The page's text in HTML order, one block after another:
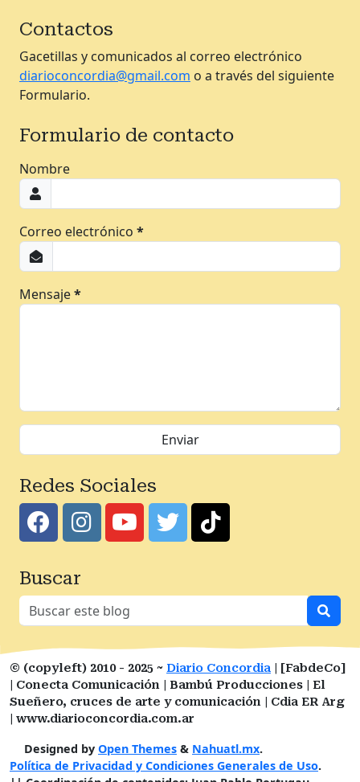
Contactos
Gacetillas y comunicados al correo electrónico
diarioconcordia@gmail.com o a través del siguiente
Formulario.
Formulario de contacto
Nombre
Correo electrónico *
Mensaje*
Redes Sociales
Buscar
© (copyleft) 2010 - 2025 ~ Diario Concordia | [FabdeCo]
| Conecta Comunicación | Bambú Producciones | El
Sueñero, cruces de arte y comunicación | Cdia ER Arg
| www.diarioconcordia.com.ar
Designed by Open Themes & Nahuatl.mx.
Política de Privacidad y Condiciones Generales de Uso.